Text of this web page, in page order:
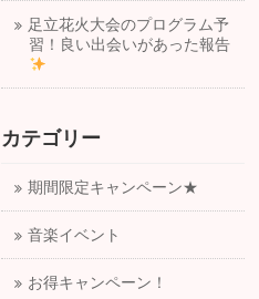
足立花火大会のプログラム予
習！良い出会いがあった報告
カテゴリー
期間限定キャンペーン★
音楽イベント
お得キャンペーン！